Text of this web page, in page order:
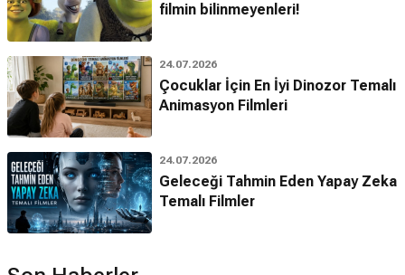
filmin bilinmeyenleri!
24.07.2026
Çocuklar İçin En İyi Dinozor Temalı
Animasyon Filmleri
24.07.2026
Geleceği Tahmin Eden Yapay Zeka
Temalı Filmler